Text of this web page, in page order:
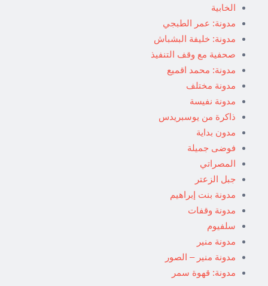
الخابية
مدونة: عمر الطبجي
مدونة: خليفة البشباش
صحفية مع وقف التنفيذ
مدونة: محمد اقميع
مدونة مختلف
مدونة نفيسة
ذاكرة من يوسبريدس
مدون بداية
فوضى جميلة
المصراتي
جبل الزعتر
مدونة بنت إبراهيم
مدونة وقفات
سلفيوم
مدونة منير
مدونة منير – الصور
مدونة: قهوة سمر